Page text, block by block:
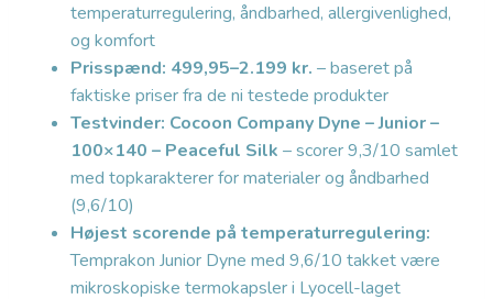
temperaturregulering, åndbarhed, allergivenlighed,
og komfort
Prisspænd: 499,95–2.199 kr. – baseret på
faktiske priser fra de ni testede produkter
Testvinder: Cocoon Company Dyne – Junior –
100×140 – Peaceful Silk – scorer 9,3/10 samlet
med topkarakterer for materialer og åndbarhed
(9,6/10)
Højest scorende på temperaturregulering:
Temprakon Junior Dyne med 9,6/10 takket være
mikroskopiske termokapsler i Lyocell-laget